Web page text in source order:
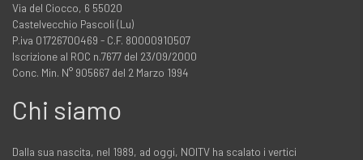
Via del Ciocco, 6 55020
Castelvecchio Pascoli (Lu)
P.iva 01726700469 - C.F. 80000910507
Iscrizione al ROC n.7677 del 23/09/2000
Conc. Min. N° 905667 del 2 Marzo 1994
Chi siamo
Dalla sua nascita, nel 1989, ad oggi, NOITV ha scalato i vertici